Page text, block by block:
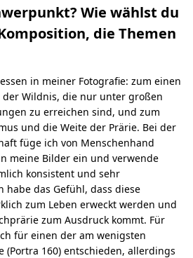
Wie wählst du
die Themen
in meiner Fotografie: zum einen
Wildnis, die nur unter großen
zu erreichen sind, und zum
und die Weite der Prärie. Bei der
füge ich von Menschenhand
meine Bilder ein und verwende
konsistent und sehr
das Gefühl, dass diese
zum Leben erweckt werden und
zum Ausdruck kommt. Für
für einen der am wenigsten
(Portra 160) entschieden, allerdings